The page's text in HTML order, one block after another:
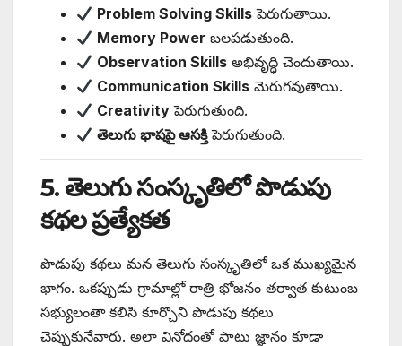
Problem Solving Skills పెరుగుతాయి.
Memory Power బలపడుతుంది.
Observation Skills అభివృద్ధి చెందుతాయి.
Communication Skills మెరుగవుతాయి.
Creativity పెరుగుతుంది.
తెలుగు భాషపై ఆసక్తిపెరుగుతుంది.
5. తెలుగు సంస్కృతిలో పొడుపు
కథల ప్రత్యేకత
పొడుపు కథలు మన తెలుగు సంస్కృతిలో ఒక ముఖ్యమైన
భాగం. ఒకప్పుడు గ్రామాల్లో రాత్రి భోజనం తర్వాత కుటుంబ
సభ్యులంతా కలిసి కూర్చొని పొడుపు కథలు
చెప్పుకునేవారు. అలా వినోదంతో పాటు జ్ఞానం కూడా